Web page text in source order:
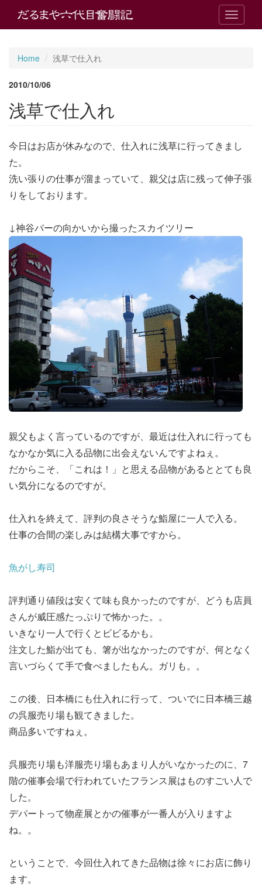
T
o
a
o
Home 浅草で仕入れ
2010/10/06
浅草で仕入れ
今日はお店が休みなので、仕入れに浅草に行ってきまし
た。
洗い張りの仕事が溜まっていて、親父は店に残って伸子張
りをしております。
↓神谷バーの向かいから撮ったスカイツリー
親父もよく言っているのですが、最近は仕入れに行っても
なかなか気に入る品物に出会えないんですよねぇ。
だからこそ、「これは！」と思える品物があるととても良
い気分になるのですが。
仕入れを終えて、評判の良さそうな鮨屋に一人で入る。
仕事の合間の楽しみは結構大事ですから。
魚がし寿司
評判通り値段は安くて味も良かったのですが、どうも店員
さんが威圧感たっぷりで怖かった。。
いきなり一人で行くとビビるかも。
注文した鮨が出ても、箸が出なかったのですが、何となく
言いづらくて手で食べましたもん。ガリも。。
この後、日本橋にも仕入れに行って、ついでに日本橋三越
の呉服売り場も観てきました。
商品多いですねぇ。
呉服売り場も洋服売り場もあまり人がいなかったのに、7
階の催事会場で行われていたフランス展はものすごい人で
した。
デパートって物産展とかの催事が一番人が入りますよ
ね。。
ということで、今回仕入れてきた品物は徐々にお店に飾り
ます。